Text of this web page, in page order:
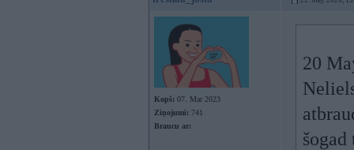
Kopš: 07. Mar 2023
Ziņojumi: 741
Braucu ar:
20